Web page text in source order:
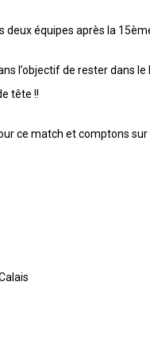
deux équipes après la
l’objectif de rester dans
tête !!
ce match et comptons